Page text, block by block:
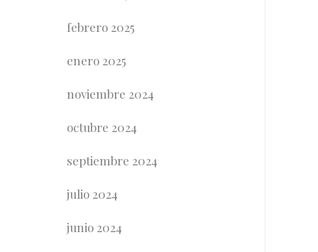
febrero 2025
enero 2025
noviembre 2024
octubre 2024
septiembre 2024
julio 2024
junio 2024